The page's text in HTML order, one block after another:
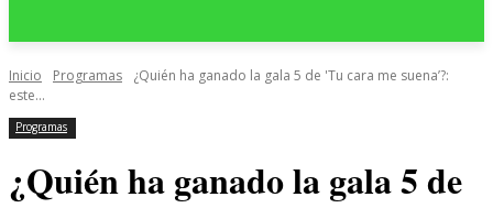
Inicio Programas
¿Quién ha ganado la gala 5 de 'Tu cara me suena’?:
este...
Programas
¿Quién ha ganado la gala 5 de